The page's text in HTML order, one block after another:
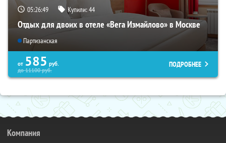
05:26:49 Купили:44
Отдых для двоих в отеле «Вега Измайлово» в Москве
Партизанская
от 585 руб.
до11100руб.
ПОДРОБНЕЕ
Компания